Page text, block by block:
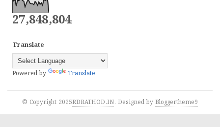
27,848,804
Translate
Powered by Translate
© Copyright 2025RDRATHOD.IN. Designed by Bloggertheme9